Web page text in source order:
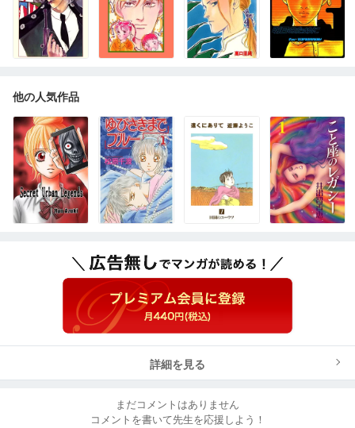
他の人気作品
詳細を見る
まだコメントはありません
コメントを書いて先生を応援しよう！